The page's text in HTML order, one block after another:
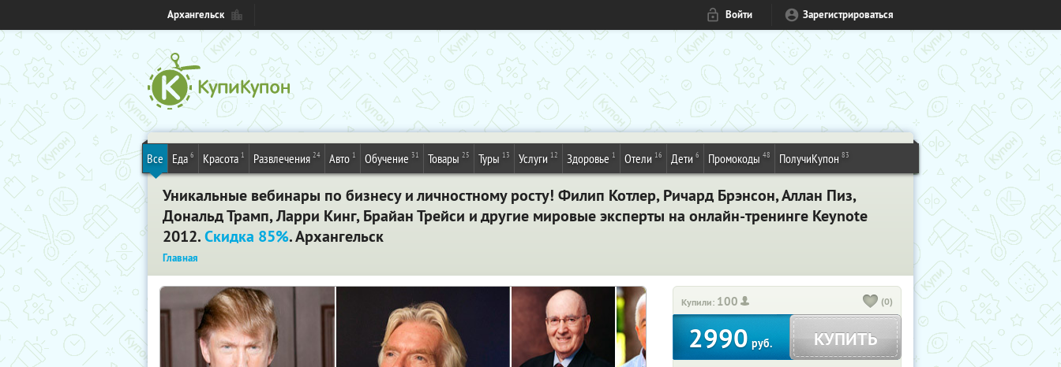
Архангельск Войти Зарегистрироваться
Все Еда 6 Красота 1 Развлечения 24 Авто 1 Обучение 31 Товары 25 Туры 13 Услуги 12 Здоровье 1 Отели 16 Дети 6 Промокоды 48 ПолучиКупон 83
Уникальные вебинары по бизнесу и личностному росту! Филип Котлер, Ричард Брэнсон, Аллан Пиз,
Дональд Трамп, Ларри Кинг, Брайaн Трейси и другие мировые эксперты на онлайн-тренинге Keynote
2012.Скидка 85%. Архангельск
Главная
Купили: 100 (0)
2990руб. КУПИТЬ